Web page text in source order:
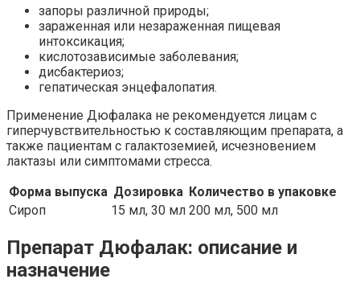
запоры различной природы;
зараженная или незараженная пищевая
интоксикация;
кислотозависимые заболевания;
дисбактериоз;
гепатическая энцефалопатия.
Применение Дюфалака не рекомендуется лицам с
гиперчувствительностью к составляющим препарата, а
также пациентам с галактоземией, исчезновением
лактазы или симптомами стресса.
Форма выпуска Дозировка Количество в упаковке
Сироп
15 мл, 30 мл 200 мл, 500 мл
Препарат Дюфалак: описание и
назначение